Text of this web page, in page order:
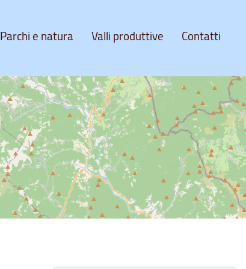
Parchi e natura Valli produttive Contatti